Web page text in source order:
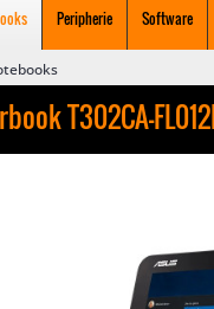
Peripherie Software
T302CA-